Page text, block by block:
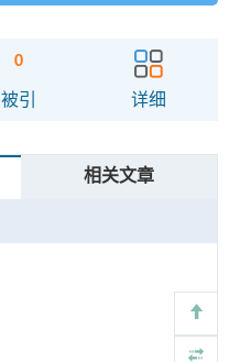
0
被引 详细
相关文章